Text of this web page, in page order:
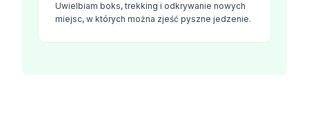
Uwielbiam boks, trekking i odkrywanie nowych
miejsc, w których można zjeść pyszne jedzenie.